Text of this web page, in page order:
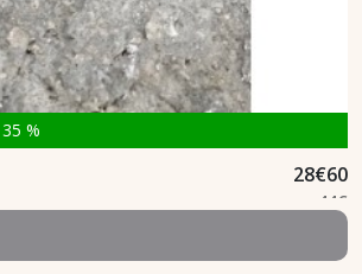
35 %
28€60
44€